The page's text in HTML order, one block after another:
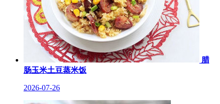
腊
肠玉米土豆蒸米饭
2026-07-26